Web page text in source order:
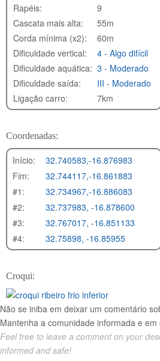
Rapéis:
9
Cascata mais alta:
55m
Corda mínima (x2):
60m
Dificuldade vertical:
4 - Algo difícil
Dificuldade aquática: 3 - Moderado
Dificuldade saída:
III - Moderado
Ligação carro:
7km
Coordenadas:
Início:
32.740583,-16.876983
Fim:
32.744117,-16.861883
#1:
32.734967,-16.886083
#2:
32.737983, -16.878600
#3:
32.767017, -16.851133
#4:
32.75898, -16.85955
Croqui:
Não se iniba em deixar um comentário
Mantenha a comunidade informada e em
Feel free to leave a comment on your
informed and safe!